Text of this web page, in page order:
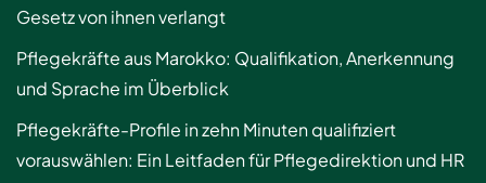
Gesetz von ihnen verlangt
Pflegekräfte aus Marokko: Qualifikation, Anerkennung
und Sprache im Überblick
Pflegekräfte-Profile in zehn Minuten qualifiziert
vorauswählen: Ein Leitfaden für Pflegedirektion und HR